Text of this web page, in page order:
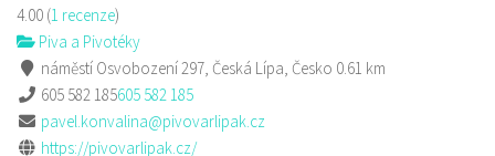
4.00 (1 recenze)
Piva a Pivotéky
náměstí Osvobození 297, Česká Lípa, Česko 0.61 km
605 582 185605 582 185
pavel.konvalina@pivovarlipak.cz
https://pivovarlipak.cz/